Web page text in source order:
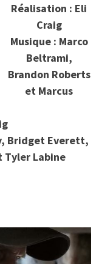
Réalisation : Eli
Craig
Musique : Marco
Beltrami,
Brandon Roberts
et Marcus
Bridget Everett,
Tyler Labine